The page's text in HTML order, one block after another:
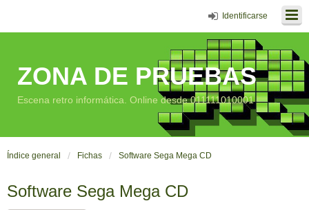
Identificarse
ZONA DE PRUEBAS
Escena retro informática. Online desde 011111010001
Índice general Fichas Software Sega Mega CD
Software Sega Mega CD